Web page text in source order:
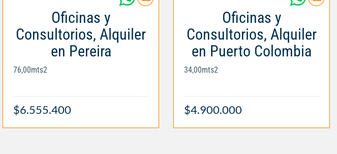
Oficinas y
Consultorios, Alquiler
en Pereira
76,00mts2
$6.555.400
Oficinas y
Consultorios, Alquiler
en Puerto Colombia
34,00mts2
$4.900.000